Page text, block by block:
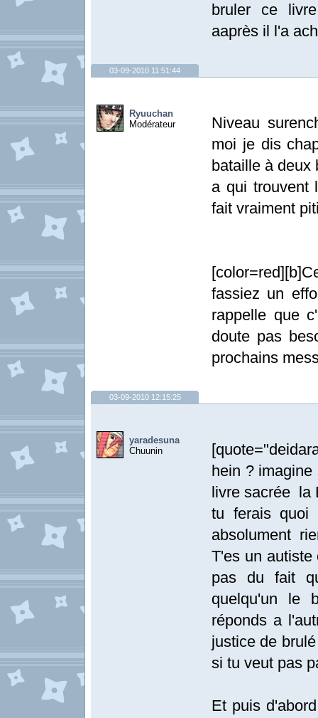
bruler ce
aaprès il l'a
03-09-2010 11:51:44
Ryuuchan
Modérateur
Niveau
moi je dis
bataille à deux
a qui trouvent
fait vraiment
fassiez un
rappelle que
doute pas
prochains
03-09-2010 12:15:25
yaradesuna
Chuunin
hein ?
livre sacrée la
tu ferais
absolument
T'es un
pas du fait
quelqu'un le
réponds a
justice de
si tu veut pas
Et puis